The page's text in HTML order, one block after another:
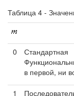
Таблица 4 -
0
в первой, ни
1